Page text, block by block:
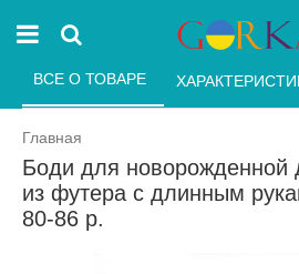
Главная
Боди для новорожденной
из футера с длинным
80-86 р.
ВСЕ О ТОВАРЕ